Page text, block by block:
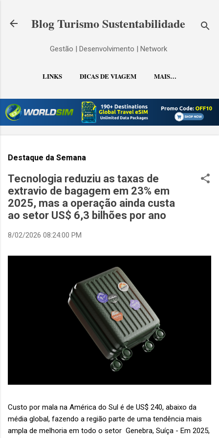
Blog Turismo Sustentabilidade
Gestão | Desenvolvimento | Network
LINKS DICAS DE VIAGEM MAIS…
CONTATO
Destaque da Semana
Tecnologia reduziu as taxas de
extravio de bagagem em 23% em
2025, mas a operação ainda custa
ao setor US$ 6,3 bilhões por ano
8/02/2026 08:24:00 PM
Custo por mala na América do Sul é de US$ 240, abaixo da
média global, fazendo a região parte de uma tendência mais
ampla de melhoria em todo o setor Genebra, Suíça - Em 2025,